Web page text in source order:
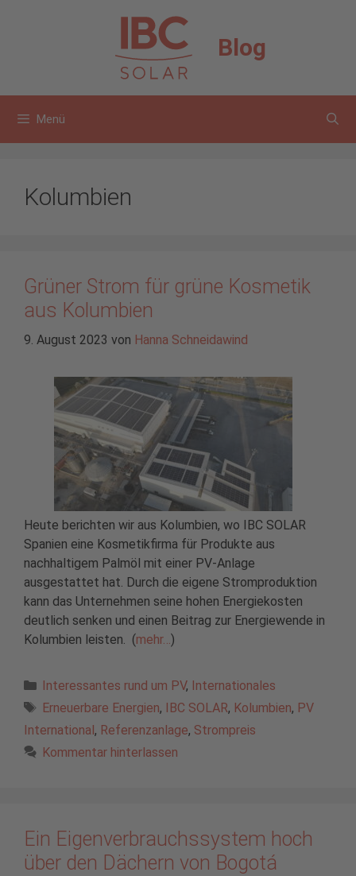
Blog
Menü
Kolumbien
Grüner Strom für grüne Kosmetik
aus Kolumbien
9. August 2023 von Hanna Schneidawind
Heute berichten wir aus Kolumbien, wo IBC SOLAR
Spanien eine Kosmetikfirma für Produkte aus
nachhaltigem Palmöl mit einer PV-Anlage
ausgestattet hat. Durch die eigene Stromproduktion
kann das Unternehmen seine hohen Energiekosten
deutlich senken und einen Beitrag zur Energiewende in
Kolumbien leisten. (mehr…)
Kategorien
Interessantes rund um PV, Internationales
Schlagwörter
Erneuerbare Energien, IBC SOLAR, Kolumbien, PV
International , Referenzanlage, Strompreis
Kommentar hinterlassen
Ein Eigenverbrauchssystem hoch
über den Dächern von Bogotá